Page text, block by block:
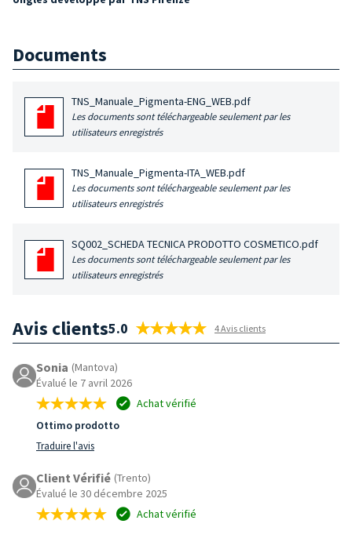
Documents
TNS_Manuale_Pigmenta-ENG_WEB.pdf
Les documents sont téléchargeable seulement par les
utilisateurs enregistrés
TNS_Manuale_Pigmenta-ITA_WEB.pdf
Les documents sont téléchargeable seulement par les
utilisateurs enregistrés
SQ002_SCHEDA TECNICA PRODOTTO COSMETICO.pdf
Les documents sont téléchargeable seulement par les
utilisateurs enregistrés
Avis clients5.0 4 Avis clients
Sonia (Mantova)
Évalué le 7 avril 2026
Achat vérifié
Ottimo prodotto
Traduire l'avis
Client Vérifié (Trento)
Évalué le 30 décembre 2025
Achat vérifié